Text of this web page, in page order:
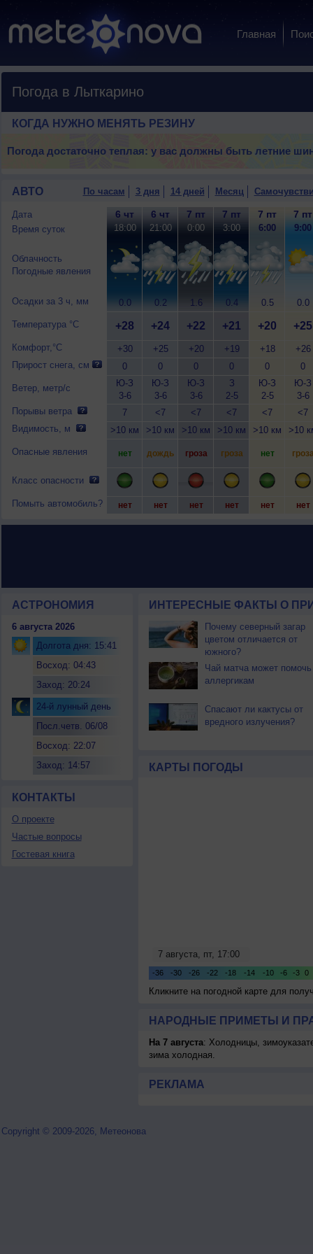
Главная
Погода в Лыткарино
КОГДА НУЖНО МЕНЯТЬ РЕЗИНУ
Погода достаточно теплая: у вас должны быть летние
АВТО По часам 3 дня 14 дней Месяц
Дата
Время суток
Облачность
Погодные явления
Осадки за 3 ч, мм
Температура °C
Комфорт,°C
Прирост снега, см
Ветер, метр/с
Порывы ветра
Видимость, м
Опасные явления
Класс опасности
Помыть автомобиль?
6 чт
18:00
0.0
+28
+30
0
Ю-З
3-6
7
>10 км
нет
нет
6 чт
21:00
0.2
+24
+25
0
Ю-З
3-6
<7
>10 км
дождь
нет
7 пт
0:00
1.6
+22
+20
0
Ю-З
3-6
<7
>10 км
гроза
нет
7 пт
3:00
0.4
+21
+19
0
З
2-5
<7
>10 км
гроза
нет
7 пт
6:00
0.5
+20
+18
0
Ю-З
2-5
<7
>10 км
нет
нет
7 пт
9:00
0.0
+25
+26
0
Ю-З
3-6
<7
>10
нет
АСТРОНОМИЯ
6 августа 2026
Долгота дня: 15:41
Восход: 04:43
Заход: 20:24
24-й лунный день
Посл.четв. 06/08
Восход: 22:07
Заход: 14:57
КОНТАКТЫ
О проекте
Частые вопросы
Гостевая книга
ИНТЕРЕСНЫЕ ФАКТЫ О
Почему северный загар
цветом отличается от
южного?
Чай матча может помочь
аллергикам
Спасают ли кактусы от
вредного излучения?
КАРТЫ ПОГОДЫ
Кликните на погодной карте для
НАРОДНЫЕ ПРИМЕТЫ И
На 7 августа: Холодницы,
зима холодная.
РЕКЛАМА
Copyright © 2009-2026, Метеонова